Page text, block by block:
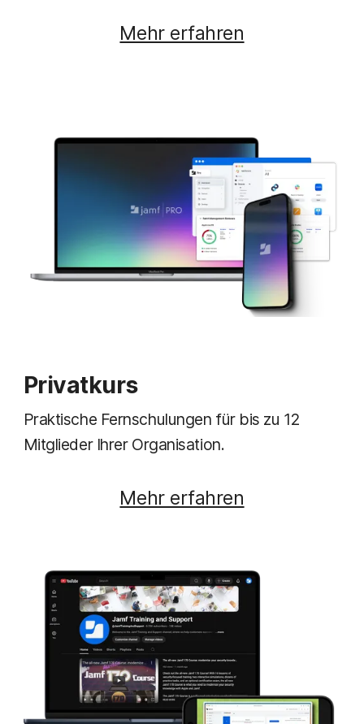
Mehr erfahren
Privatkurs
Praktische Fernschulungen für bis zu 12
Mitglieder Ihrer Organisation.
Mehr erfahren